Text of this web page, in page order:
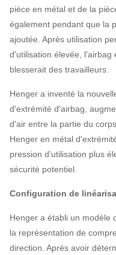
pièce en métal et de la
également pendant que la
ajoutée. Après utilisation
d'utilisation élevée, l'airbag
blesserait des travailleurs.
Henger a inventé la
d'extrémité d'airbag,
d'air entre la partie du
Henger en métal
pression d'utilisation plus
sécurité potentiel.
Configuration de
Henger a établi un modèle
la représentation de
direction. Après avoir